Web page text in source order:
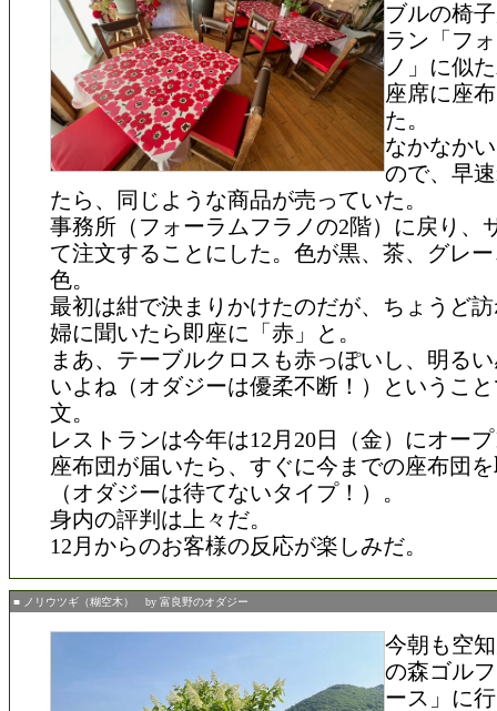
ブルの椅
ラン「フ
ノ」に似
座席に座
た。
なかなか
ので、早
たら、同じような商品が売っていた。
事務所（フォーラムフラノの2階）に戻り、
て注文することにした。色が黒、茶、グレ
色。
最初は紺で決まりかけたのだが、ちょうど
婦に聞いたら即座に「赤」と。
まあ、テーブルクロスも赤っぽいし、明る
いよね（オダジーは優柔不断！）というこ
文。
レストランは今年は12月20日（金）にオー
座布団が届いたら、すぐに今までの座布団
（オダジーは待てないタイプ！）。
身内の評判は上々だ。
12月からのお客様の反応が楽しみだ。
■ ノリウツギ（糊空木） by 富良野のオダジー
今朝も空
の森ゴル
ース」に